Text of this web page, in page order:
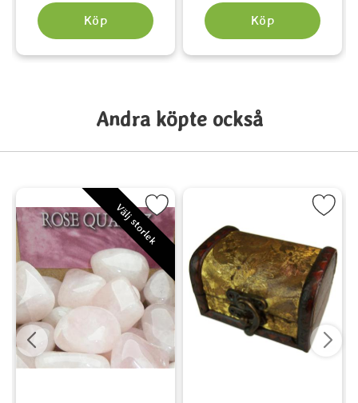
Köp Köp
Andra köpte också
tarot som favorit Välj storlek
Markera Rosenkvarts - Rose Quartz som favorit
Markera Liten träkista
Markera